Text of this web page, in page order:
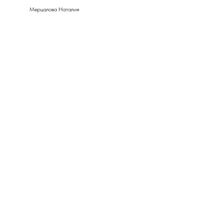
Мерцалова Наталия